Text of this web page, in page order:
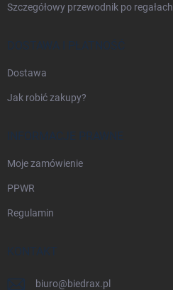
Szczegółowy przewodnik po regałach
DOSTAWA I PŁATNOŚĆ
Dostawa
Jak robić zakupy?
INFORMACJE PRAWNE
Moje zamówienie
PPWR
Regulamin
KONTAKT
biuro@biedrax.pl